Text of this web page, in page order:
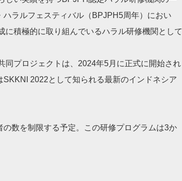
ラルフェスティバル（BPJPH5周年）におい
積極的に取り組んでいるハラル研修機関として
同プロジェクトは、2024年5月に正式に開始され
2022として知られる最新のインドネシア
数を制限する予定。この研修プログラムは3か